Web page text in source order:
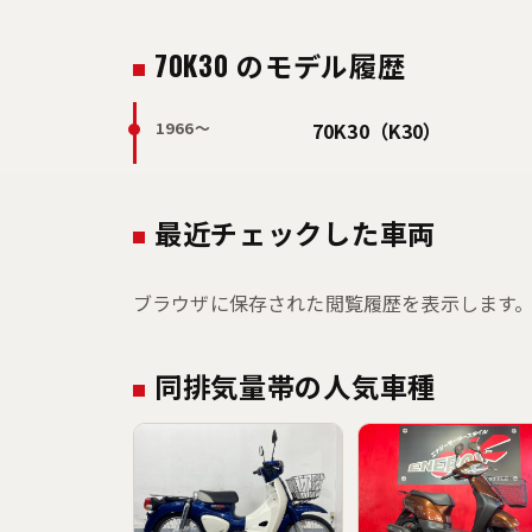
70K30 のモデル履歴
1966〜 70K30（K30）
最近チェックした車両
ブラウザに保存された閲覧履歴を表示します
同排気量帯の人気車種